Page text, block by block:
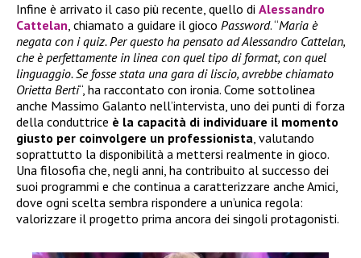
Infine è arrivato il caso più recente, quello di Alessandro
Cattelan, chiamato a guidare il gioco Password. “Maria è
negata con i quiz. Per questo ha pensato ad Alessandro Cattelan,
che è perfettamente in linea con quel tipo di format, con quel
linguaggio. Se fosse stata una gara di liscio, avrebbe chiamato
Orietta Berti“, ha raccontato con ironia. Come sottolinea
anche Massimo Galanto nell’intervista, uno dei punti di forza
della conduttrice è la capacità di individuare il momento
giusto per coinvolgere un professionista, valutando
soprattutto la disponibilità a mettersi realmente in gioco.
Una filosofia che, negli anni, ha contribuito al successo dei
suoi programmi e che continua a caratterizzare anche Amici,
dove ogni scelta sembra rispondere a un’unica regola:
valorizzare il progetto prima ancora dei singoli protagonisti.